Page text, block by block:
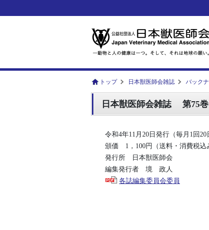
トップ 日本獣医師会雑誌 バック
日本獣医師会雑誌 第75巻
令和4年11月20日発行（毎月1回20
頒価 1，100円（送料・消費税込
発行所 日本獣医師会
編集発行者 境 政人
各誌編集委員会委員